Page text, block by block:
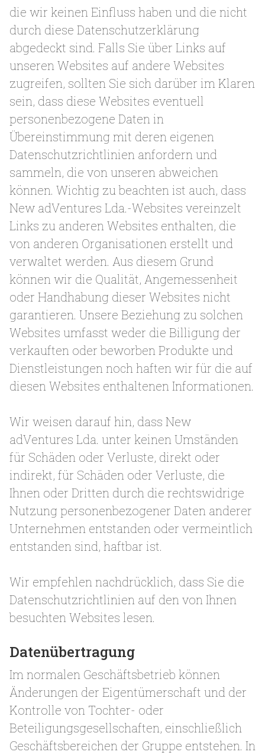
die wir keinen Einfluss haben und die nicht
durch diese Datenschutzerklärung
abgedeckt sind. Falls Sie über Links auf
unseren Websites auf andere Websites
zugreifen, sollten Sie sich darüber im Klaren
sein, dass diese Websites eventuell
personenbezogene Daten in
Übereinstimmung mit deren eigenen
Datenschutzrichtlinien anfordern und
sammeln, die von unseren abweichen
können. Wichtig zu beachten ist auch, dass
New adVentures Lda.-Websites vereinzelt
Links zu anderen Websites enthalten, die
von anderen Organisationen erstellt und
verwaltet werden. Aus diesem Grund
können wir die Qualität, Angemessenheit
oder Handhabung dieser Websites nicht
garantieren. Unsere Beziehung zu solchen
Websites umfasst weder die Billigung der
verkauften oder beworben Produkte und
Dienstleistungen noch haften wir für die auf
diesen Websites enthaltenen Informationen.
Wir weisen darauf hin, dass New
adVentures Lda. unter keinen Umständen
für Schäden oder Verluste, direkt oder
indirekt, für Schäden oder Verluste, die
Ihnen oder Dritten durch die rechtswidrige
Nutzung personenbezogener Daten anderer
Unternehmen entstanden oder vermeintlich
entstanden sind, haftbar ist.
Wir empfehlen nachdrücklich, dass Sie die
Datenschutzrichtlinien auf den von Ihnen
besuchten Websites lesen.
Datenübertragung
Im normalen Geschäftsbetrieb können
Änderungen der Eigentümerschaft und der
Kontrolle von Tochter- oder
Beteiligungsgesellschaften, einschließlich
Geschäftsbereichen der Gruppe entstehen. In